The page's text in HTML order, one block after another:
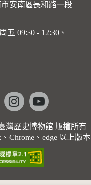
市安南區長和路一段
五 09:30 - 12:30、
instagramyoutube
灣歷史博物館 版權所有
Chrome、edge 以上版本